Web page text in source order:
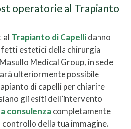
operatorie al Trapianto
al Trapianto di Capellidanno
estetici della chirurgia
Medical Group, in sede
ulteriormente possibile
di capelli per chiarire
gli esiti dell’intervento
consulenzacompletamente
della tua immagine.